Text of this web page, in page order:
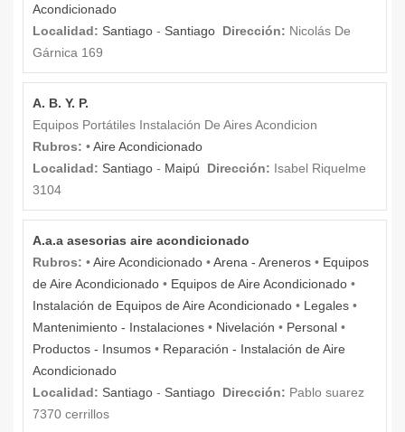
Acondicionado
Localidad: Santiago - Santiago Dirección: Nicolás De
Gárnica 169
A. B. Y. P.
Equipos Portátiles Instalación De Aires Acondicion
Rubros: •Aire Acondicionado
Localidad: Santiago - Maipú Dirección: Isabel Riquelme
3104
A.a.a asesorias aire acondicionado
Rubros: •Aire Acondicionado •Arena - Areneros • Equipos
de Aire Acondicionado • Equipos de Aire Acondicionado •
Instalación de Equipos de Aire Acondicionado • Legales •
Mantenimiento - Instalaciones • Nivelación • Personal •
Productos - Insumos • Reparación - Instalación de Aire
Acondicionado
Localidad: Santiago - Santiago Dirección: Pablo suarez
7370 cerrillos